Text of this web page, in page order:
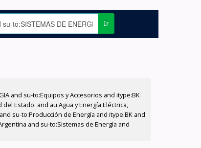
Ir
and su-to:Equipos y Accesorios and itype:BK
Estado. and au:Agua y Energía Eléctrica,
su-to:Producción de Energía and itype:BK and
and su-to:Sistemas de Energía and